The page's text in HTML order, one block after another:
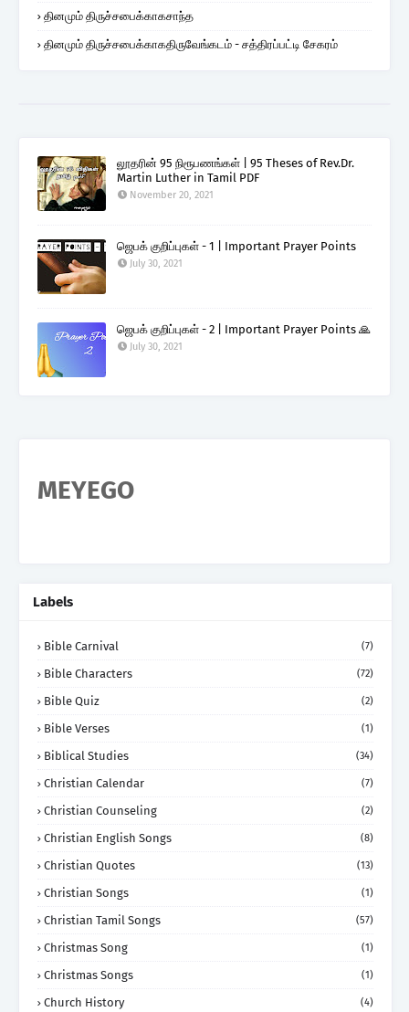
தினமும் திருச்சபைக்காகசாந்த
தினமும் திருச்சபைக்காகதிருவேங்கடம் - சத்திரப்பட்டி சேகரம்
லூதரின் 95 நிரூபணங்கள் | 95 Theses of Rev.Dr.
Martin Luther in Tamil PDF
November 20, 2021
ஜெபக் குறிப்புகள் - 1 | Important Prayer Points
July 30, 2021
ஜெபக் குறிப்புகள் - 2 | Important Prayer Points 🙏
July 30, 2021
MEYEGO
Labels
Bible Carnival (7)
Bible Characters (72)
Bible Quiz (2)
Bible Verses (1)
Biblical Studies (34)
Christian Calendar (7)
Christian Counseling (2)
Christian English Songs (8)
Christian Quotes (13)
Christian Songs (1)
Christian Tamil Songs (57)
Christmas Song (1)
Christmas Songs (1)
Church History (4)